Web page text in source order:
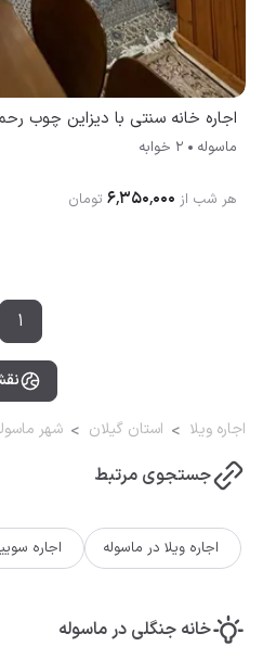
اجاره خانه سنتی با دیزاین چوب رحمانی (1)
ماسوله 2 خوابه
هر شب از ۶٬۳۵۰٬۰۰۰ تومان
1
اجاره ویلا استان گیلان شهر
جستجوی مرتبط
اجاره ویلا در ماسوله اجاره
خانه جنگلی در ماسوله